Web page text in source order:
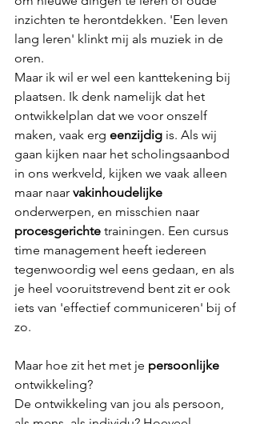
inzichten te herontdekken. 'Een leven
lang leren' klinkt mij als muziek in de
oren.
Maar ik wil er wel een kanttekening bij
plaatsen. Ik denk namelijk dat het
ontwikkelplan dat we voor onszelf
maken, vaak erg eenzijdig is. Als wij
gaan kijken naar het scholingsaanbod
in ons werkveld, kijken we vaak alleen
maar naar vakinhoudelijke
onderwerpen, en misschien naar
procesgerichte trainingen. Een cursus
time management heeft iedereen
tegenwoordig wel eens gedaan, en als
je heel vooruitstrevend bent zit er ook
iets van 'effectief communiceren' bij of
zo.
Maar hoe zit het met je persoonlijke
ontwikkeling?
De ontwikkeling van jou als persoon,